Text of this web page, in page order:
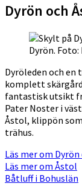
Dyrön och
Dyrön.
Dyröleden och
komplett
fantastisk utsikt
Pater Noster i
Åstol, klippön
trähus.
Läs mer om
Läs mer om Åstol
Båtluff i Bohuslän